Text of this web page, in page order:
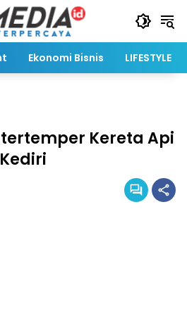
Ekonomi Bisnis LIFESTYLE
Kereta Api